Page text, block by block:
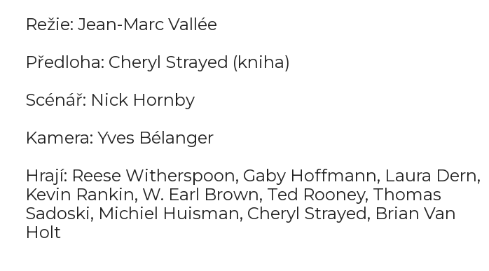
Režie: Jean-Marc Vallée
Předloha: Cheryl Strayed (kniha)
Scénář: Nick Hornby
Kamera: Yves Bélanger
Hrají: Reese Witherspoon, Gaby Hoffmann, Laura Dern,
Kevin Rankin, W. Earl Brown, Ted Rooney, Thomas
Sadoski, Michiel Huisman, Cheryl Strayed, Brian Van
Holt